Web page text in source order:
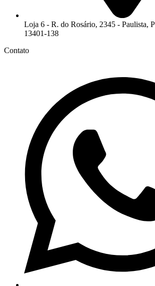
Loja 6 - R. do Rosário, 2345 - Paulista,
13401-138
Contato